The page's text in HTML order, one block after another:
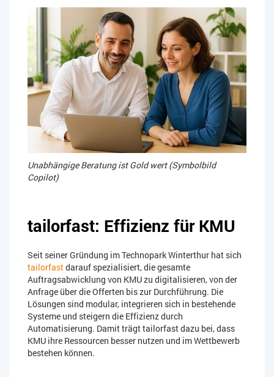
Unabhängige Beratung ist Gold wert (Symbolbild
Copilot)
tailorfast: Effizienz für KMU
Seit seiner Gründung im Technopark Winterthur hat sich
tailorfastdarauf spezialisiert, die gesamte
Auftragsabwicklung von KMU zu digitalisieren, von der
Anfrage über die Offerten bis zur Durchführung. Die
Lösungen sind modular, integrieren sich in bestehende
Systeme und steigern die Effizienz durch
Automatisierung. Damit trägt tailorfast dazu bei, dass
KMU ihre Ressourcen besser nutzen und im Wettbewerb
bestehen können.